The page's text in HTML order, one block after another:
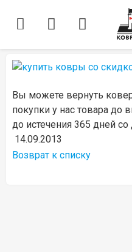
Вы можете вернуть
покупки у нас товара до
до истечения 365 дней со
14.09.2013
Возврат к списку